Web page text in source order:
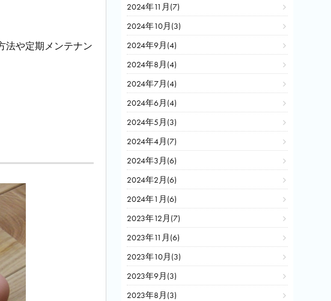
法や定期メンテナン
2024年11月(7)
2024年10月(3)
2024年9月(4)
2024年8月(4)
2024年7月(4)
2024年6月(4)
2024年5月(3)
2024年4月(7)
2024年3月(6)
2024年2月(6)
2024年1月(6)
2023年12月(7)
2023年11月(6)
2023年10月(3)
2023年9月(3)
2023年8月(3)